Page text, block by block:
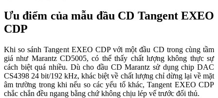
Ưu điểm của mẫu đầu CD Tangent EXEO
CDP
Khi so sánh Tangent EXEO CDP với một đầu CD trong cùng tầm
giá như Marantz CD5005, có thể thấy chất lượng không thực sự
cách biệt quá nhiều. Dù cho đầu CD Marantz sử dụng chip DAC
CS4398 24 bit/192 kHz, khác biệt về chất lượng chỉ dừng lại về mặt
âm trường trong khi nếu so các yếu tố khác, Tangent EXEO CDP
chắc chắn đều ngang bằng chứ không chịu lép vế trước đối thủ.